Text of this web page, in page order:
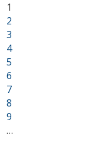
1
2
3
4
5
6
7
8
9
…